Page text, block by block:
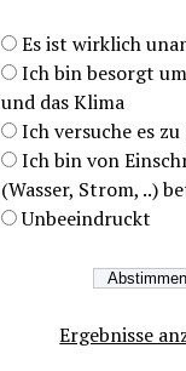
Es ist wirklich
Ich bin besorgt
und das Klima
Ich versuche es
Ich bin von
(Wasser, Strom, ..)
Unbeeindruckt
Ergebnisse